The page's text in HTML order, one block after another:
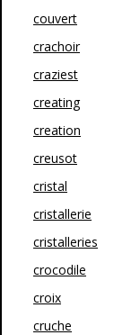
couvert
crachoir
craziest
creating
creation
creusot
cristal
cristallerie
cristalleries
crocodile
croix
cruche